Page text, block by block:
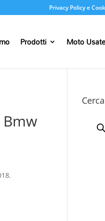
Privacy Policy e
Prodotti Moto Usate
search